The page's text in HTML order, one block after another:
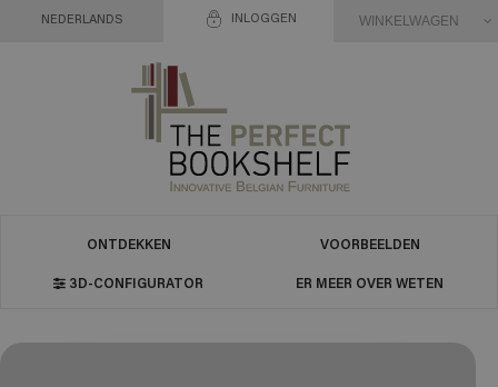
INLOGGEN
NEDERLANDS WINKELWAGEN
ONTDEKKEN VOORBEELDEN
3D-CONFIGURATOR ER MEER OVER WETEN